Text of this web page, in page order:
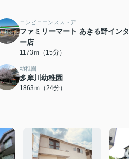
コンビニエンスストア
ファミリーマート あきる野インタ
ー店
1173ｍ（15分）
幼稚園
多摩川幼稚園
1863ｍ（24分）